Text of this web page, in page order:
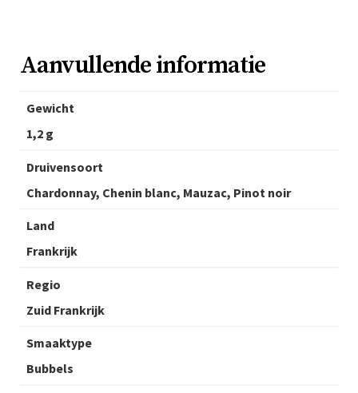
Aanvullende informatie
Gewicht
1,2 g
Druivensoort
Chardonnay, Chenin blanc, Mauzac, Pinot noir
Land
Frankrijk
Regio
Zuid Frankrijk
Smaaktype
Bubbels